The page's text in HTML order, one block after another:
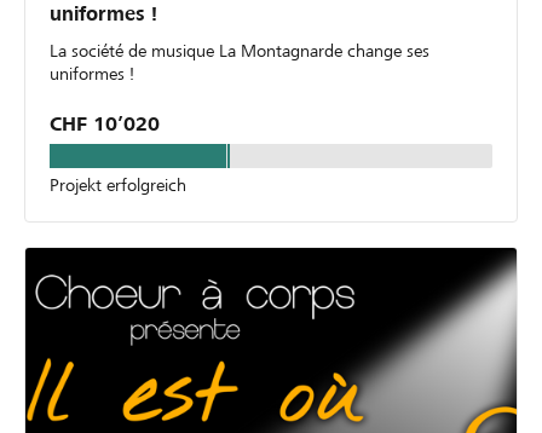
uniformes !
La société de musique La Montagnarde change ses
uniformes !
CHF 10’020
Projekt erfolgreich